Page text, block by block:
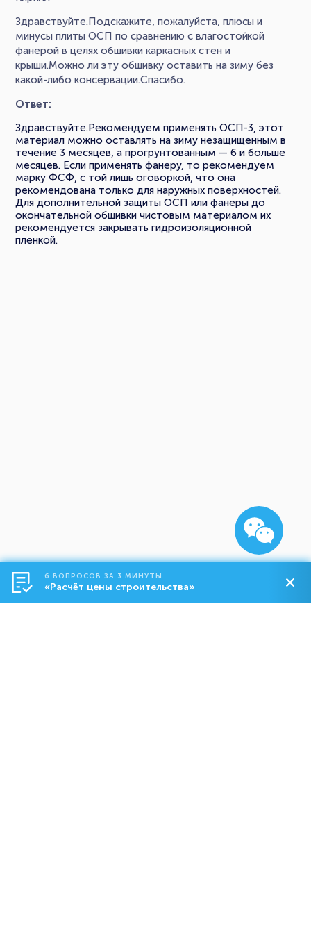
Здравствуйте.Подскажите, пожалуйста, плюсы и
минусы плиты ОСП по сравнению с влагостойкой
фанерой в целях обшивки каркасных стен и
крыши.Можно ли эту обшивку оставить на зиму без
какой-либо консервации.Спасибо.
Ответ:
Здравствуйте.Рекомендуем применять ОСП-3, этот
материал можно оставлять на зиму незащищенным в
течение 3 месяцев, а прогрунтованным — 6 и больше
месяцев. Если применять фанеру, то рекомендуем
марку ФСФ, с той лишь оговоркой, что она
рекомендована только для наружных поверхностей.
Для дополнительной защиты ОСП или фанеры до
окончательной обшивки чистовым материалом их
рекомендуется закрывать гидроизоляционной
пленкой.
6 ВОПРОСОВ ЗА 3 МИНУТЫ
«Расчёт цены строительства»